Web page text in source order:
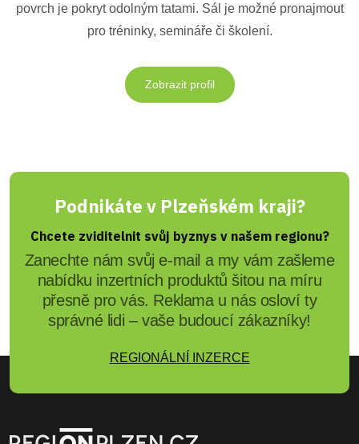
povrch je pokryt odolným tatami. Sál je možné pronajmout
pro tréninky, semináře či školení.
Zobrazit profil
Podnikáte v Plzeňském kraji?
Chcete zviditelnit svůj byznys v našem regionu?
Zanechte nám svůj e-mail a my vám zašleme
nabídku inzertních produktů šitou na míru
přesně pro vás. Reklama u nás osloví ty
správné lidi – vaše budoucí zákazníky!
REGIONÁLNÍ INZERCE